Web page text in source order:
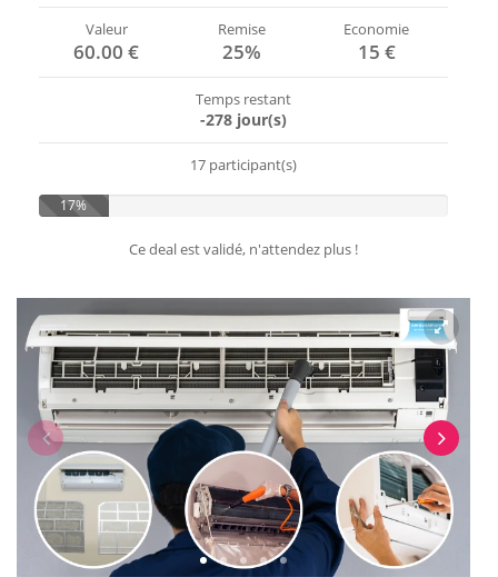
Valeur
60.00 €
Remise
25%
Economie
15 €
Temps restant
-278 jour(s)
17 participant(s)
17%
Ce deal est validé, n'attendez plus !